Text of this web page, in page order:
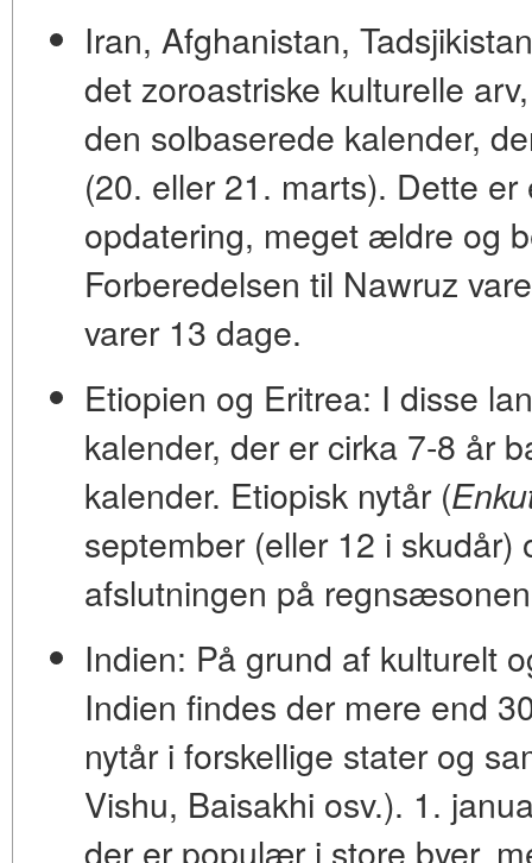
Iran, Afghanistan,
det zoroastriske kulturelle
den solbaserede kalender,
(20. eller 21. marts). Dette er
opdatering, meget ældre og
Forberedelsen til Nawruz
varer 13 dage.
Etiopien og Eritrea: I disse
kalender, der er cirka 7-8 år
kalender. Etiopisk nytår (
september(eller 12 i skudår)
afslutningen på
Indien: På grund af kulturelt
Indien findes der mere end
nytår i forskellige stater og
Vishu, Baisakhi osv.). 1.
der er populær i store byer,